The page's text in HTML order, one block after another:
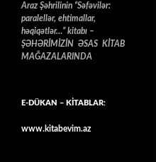
Araz Şəhrilinin “Səfəvilər:
paralellər, ehtimallar,
həqiqətlər…” kitabı –
ŞƏHƏRİMİZİN ƏSAS KİTAB
MAĞAZALARINDA
E-DÜKAN – KİTABLAR:
www.kitabevim.az